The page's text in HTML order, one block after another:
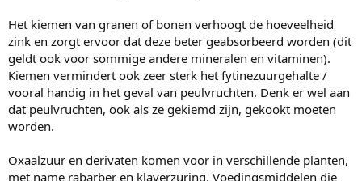
Het kiemen van granen of bonen verhoogt de hoeveelheid
zink en zorgt ervoor dat deze beter geabsorbeerd worden (dit
geldt ook voor sommige andere mineralen en vitaminen).
Kiemen vermindert ook zeer sterk het fytinezuurgehalte /
vooral handig in het geval van peulvruchten. Denk er wel aan
dat peulvruchten, ook als ze gekiemd zijn, gekookt moeten
worden.
Oxaalzuur en derivaten komen voor in verschillende planten,
met name rabarber en klaverzuring. Voedingsmiddelen die